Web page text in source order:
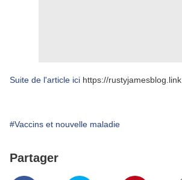
Suite de l'article ici https://rustyjamesblog.link
#Vaccins et nouvelle maladie
Partager